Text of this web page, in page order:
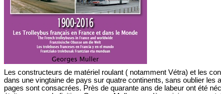
Les constructeurs de matériel roulant ( notamment Vétra) et les
dans une vingtaine de pays sur quatre continents, sans oublier
pages sont consacrées. Près de quarante ans de labeur ont été